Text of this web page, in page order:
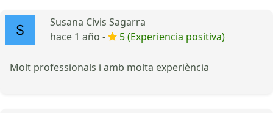
Susana Civis Sagarra
hace 1 año -
5 (Experiencia positiva)
Molt professionals i amb molta experiència